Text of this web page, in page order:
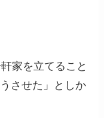
家を立てること
させた」としか